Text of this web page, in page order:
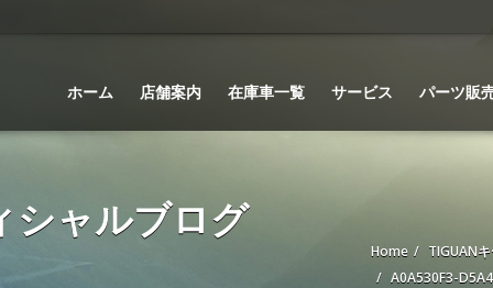
ホーム 店舗案内 在庫車一覧 サービス パーツ販
シャルブログ
Home TIGUAN
A0A530F3-